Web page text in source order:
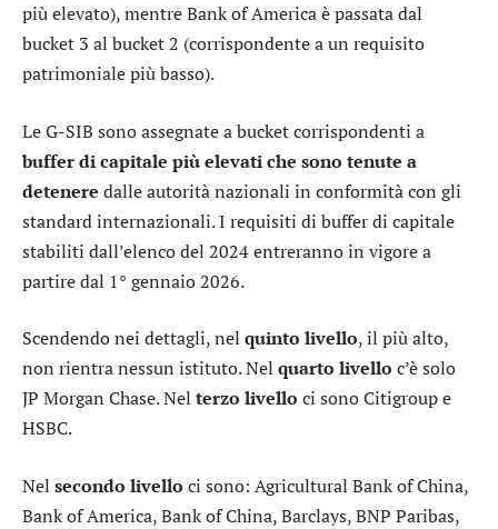
più elevato), mentre Bank of America è passata dal
bucket 3 al bucket 2 (corrispondente a un requisito
patrimoniale più basso).
Le G-SIB sono assegnate a bucket corrispondenti a
buffer di capitale più elevati che sono tenute a
detenere dalle autorità nazionali in conformità con gli
standard internazionali. I requisiti di buffer di capitale
stabiliti dall’elenco del 2024 entreranno in vigore a
partire dal 1° gennaio 2026.
Scendendo nei dettagli, nel quinto livello, il più alto,
non rientra nessun istituto. Nel quarto livello c’è solo
JP Morgan Chase. Nel terzo livello ci sonoCitigroupe
HSBC.
Nel secondo livello ci sono: Agricultural Bank of China,
Bank of America, Bank of China,Barclays,BNP Paribas,